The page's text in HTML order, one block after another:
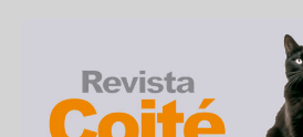
conteúdo